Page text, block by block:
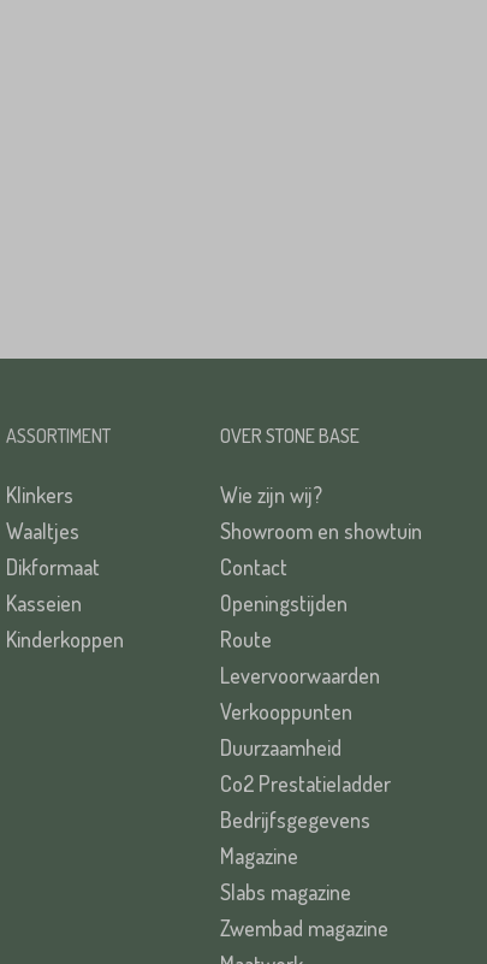
ASSORTIMENT
Klinkers
Waaltjes
Dikformaat
Kasseien
Kinderkoppen
OVER STONE BASE
Wie zijn wij?
Showroom en showtuin
Contact
Openingstijden
Route
Levervoorwaarden
Verkooppunten
Duurzaamheid
Co2 Prestatieladder
Bedrijfsgegevens
Magazine
Slabs magazine
Zwembad magazine